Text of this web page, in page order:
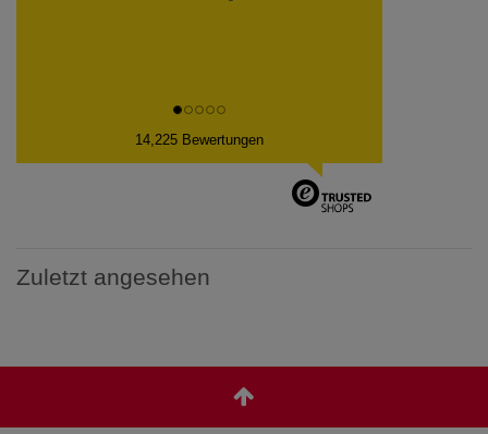
14,225 Bewertungen
Zuletzt angesehen